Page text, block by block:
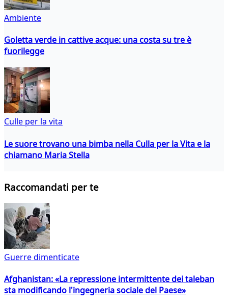
Ambiente
Goletta verde in cattive acque: una costa su tre è
fuorilegge
Culle per la vita
Le suore trovano una bimba nella Culla per la Vita e la
chiamano Maria Stella
Raccomandati per te
Guerre dimenticate
Afghanistan: «La repressione intermittente dei taleban
sta modificando l'ingegneria sociale del Paese»